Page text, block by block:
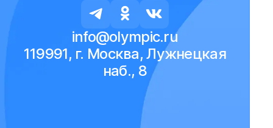
info@olympic.ru
119991, г. Москва, Лужнецкая
наб., 8